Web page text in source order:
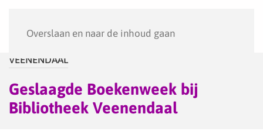
Overslaan en naar de inhoud gaan
VEENENDAAL
Geslaagde Boekenweek bij
Bibliotheek Veenendaal